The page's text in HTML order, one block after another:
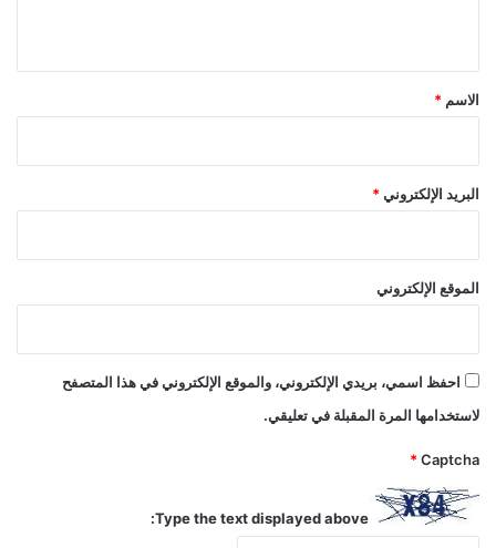
*
الاسم *
البريد الإلكتروني *
الموقع الإلكتروني
احفظ اسمي، بريدي الإلكتروني، والموقع الإلكتروني في هذا المتصفح
لاستخدامها المرة المقبلة في تعليقي.
Captcha
*
Type the text displayed above: